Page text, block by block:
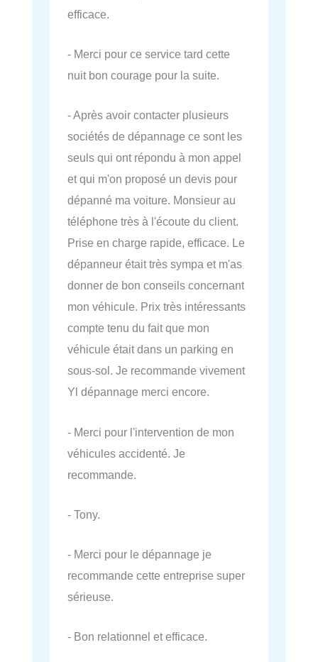
efficace.
- Merci pour ce service tard cette
nuit bon courage pour la suite.
- Après avoir contacter plusieurs
sociétés de dépannage ce sont les
seuls qui ont répondu à mon appel
et qui m'on proposé un devis pour
dépanné ma voiture. Monsieur au
téléphone très à l'écoute du client.
Prise en charge rapide, efficace. Le
dépanneur était très sympa et m'as
donner de bon conseils concernant
mon véhicule. Prix très intéressants
compte tenu du fait que mon
véhicule était dans un parking en
sous-sol. Je recommande vivement
Yl dépannage merci encore.
- Merci pour l'intervention de mon
véhicules accidenté. Je
recommande.
- Tony.
- Merci pour le dépannage je
recommande cette entreprise super
sérieuse.
- Bon relationnel et efficace.